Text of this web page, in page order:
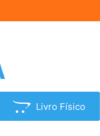
Livro Físico